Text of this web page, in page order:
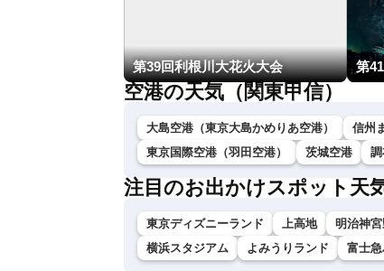
第39回利根川大花火大会 第
空港の天気（関東甲信）
大島空港（東京大島かめりあ空港） 信州
東京国際空港（羽田空港）
茨城空港
注目のお出かけスポット天
東京ディズニーランド 上高地 明治神
横浜スタジアム
よみうりランド 富士